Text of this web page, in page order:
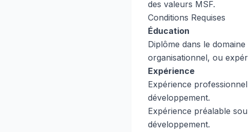
des valeurs MSF.
Conditions Requises
Éducation
Diplôme dans le
organisationnel, ou
Expérience
Expérience
développement.
Expérience préalable
développement.